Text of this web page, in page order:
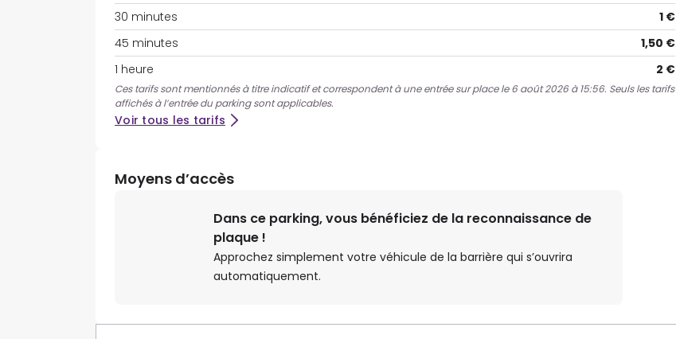
30 minutes
1 €
45 minutes
1,50 €
1 heure
2 €
Ces tarifs sont mentionnés à titre indicatif et correspondent à une entrée sur place le 6 août 2026 à 15:56. Seuls les tarifs
affichés à l’entrée du parking sont applicables.
Voir tous les tarifs
Moyens d’accès
Dans ce parking, vous bénéficiez de la reconnaissance de
plaque !
Approchez simplement votre véhicule de la barrière qui s’ouvrira
automatiquement.